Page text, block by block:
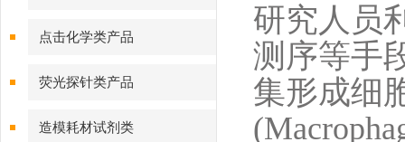
点击化学类产品
荧光探针类产品
造模耗材试剂类
研究人员
测序等手
集形成细